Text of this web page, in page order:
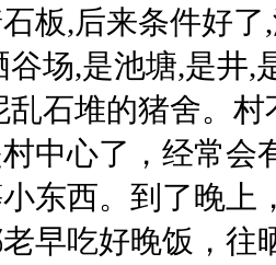
板,后来条件好
谷场,是池塘,是井,
乱石堆的猪舍。
中心了，经常会
东西。到了晚上
早吃好晚饭，往